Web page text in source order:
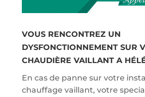
VOUS RENCONTREZ UN
DYSFONCTIONNEMENT SUR
CHAUDIÈRE VAILLANT A
En cas de panne sur votre
chauffage vaillant, votre